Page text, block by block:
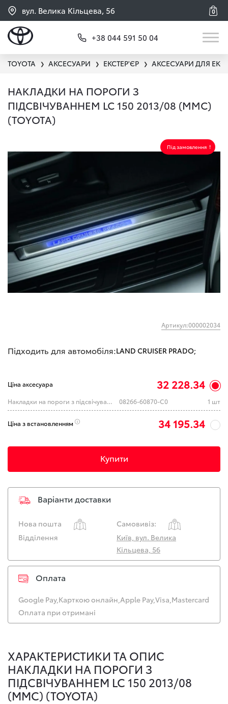
вул. Велика Кільцева, 56 0
+38 044 591 50 04
TOYOTA ❯ АКСЕСУАРИ ❯ ЕКСТЕР'ЄР ❯ АКСЕСУАРИ ДЛЯ
НАКЛАДКИ НА ПОРОГИ З
ПІДСВІЧУВАННЕМ LC 150 2013/08 (MMC)
(TOYOTA)
Під замовлення
Артикул:000002034
Підходить для автомобіля:LAND CRUISER PRADO;
Ціна аксесуара 32 228.34
Накладки на пороги з підсвічуваннем LC 150 2013/08 (MMC) (TOYOTA) 08266-60870-C0 1 шт
Ціна з встановленням 34 195.34
Купити
Варіанти доставки
Нова пошта
Самовивіз:
Відділення
Київ, вул. Велика
Кільцева, 56
Оплата
Google Pay,Карткою онлайн,Apple Pay,Visa,Mastercard
Оплата при отримані
ХАРАКТЕРИСТИКИ ТА ОПИС
НАКЛАДКИ НА ПОРОГИ З
ПІДСВІЧУВАННЕМ LC 150 2013/08
(MMC) (TOYOTA)